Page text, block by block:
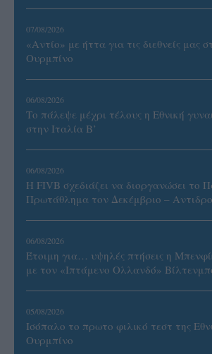
07/08/2026
«Αντίο» με ήττα για τις διεθνείς μας
Ουρμπίνο
06/08/2026
Το πάλεψε μέχρι τέλους η Εθνική
στην Ιταλία Β’
06/08/2026
Η FIVB σχεδιάζει να διοργανώσει το
Πρωτάθλημα τον Δεκέμβριο –
06/08/2026
Έτοιμη για… υψηλές πτήσεις η
με τον «Ιπτάμενο Ολλανδό»
05/08/2026
Ισόπαλο το πρωτο φιλικό τεστ της
Ουρμπίνο